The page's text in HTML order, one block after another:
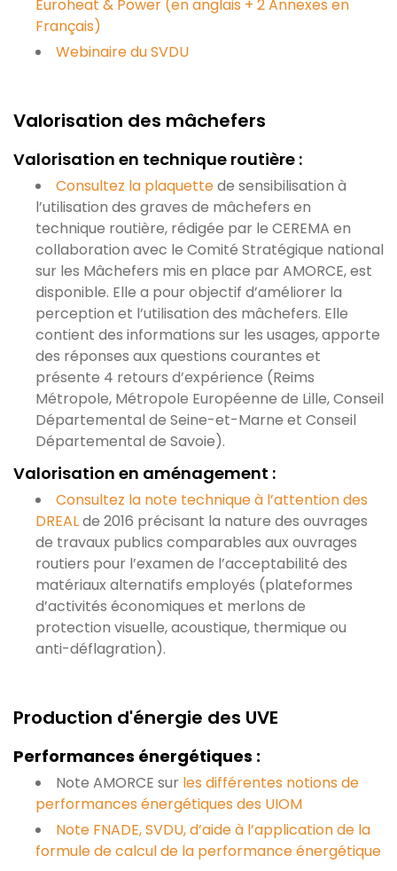
Euroheat & Power (en anglais + 2 Annexes en
Français)
Webinaire du SVDU
Valorisation des mâchefers
Valorisation en technique routière :
Consultez la plaquettede sensibilisation à
l’utilisation des graves de mâchefers en
technique routière, rédigée par le CEREMA en
collaboration avec le Comité Stratégique national
sur les Mâchefers mis en place par AMORCE, est
disponible. Elle a pour objectif d’améliorer la
perception et l’utilisation des mâchefers. Elle
contient des informations sur les usages, apporte
des réponses aux questions courantes et
présente 4 retours d’expérience (Reims
Métropole, Métropole Européenne de Lille, Conseil
Départemental de Seine-et-Marne et Conseil
Départemental de Savoie).
Valorisation en aménagement :
Consultez la note technique à l’attention des
DREALde 2016 précisant la nature des ouvrages
de travaux publics comparables aux ouvrages
routiers pour l’examen de l’acceptabilité des
matériaux alternatifs employés (plateformes
d’activités économiques et merlons de
protection visuelle, acoustique, thermique ou
anti-déflagration).
Production d'énergie des UVE
Performances énergétiques :
Note AMORCE sur les différentes notions de
performances énergétiques des UIOM
Note FNADE, SVDU, d’aide à l’application de la
formule de calcul de la performance énergétique